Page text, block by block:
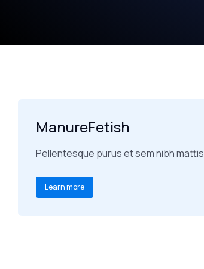
ManureFetish
Pellentesque purus et sem nibh
Learn more